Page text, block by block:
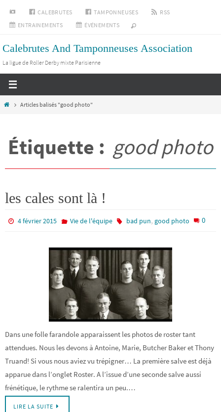
Passer
vers
contenu
INSTAGRAMCALEBRUTES TAMPONNEUSES
RSS
ENTRAINEMENTS
ÉVÉNEMENTS
Calebrutes And Tamponneuses Association
La ligue de Roller Derby mixte Parisienne
HomeArticles balisés "good photo"
Étiquette : good photo
les cales sont là !
4 février 2015 Vie de l'équipe bad pun, good photo 0
Dans une folle farandole apparaissent les photos de roster tant
attendues. Nous les devons à Antoine, Marie, Butcher Baker et Thony
Truand! Si vous nous aviez vu trépigner… La première salve est déjà
apparue dans l’onglet Roster. A l’issue d’une seconde salve aussi
frénétique, le rythme se ralentira un peu.…
LIRE LA SUITE